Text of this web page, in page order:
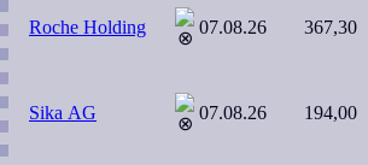
Roche Holding 07.08.26 367,30
Sika AG 07.08.26 194,00